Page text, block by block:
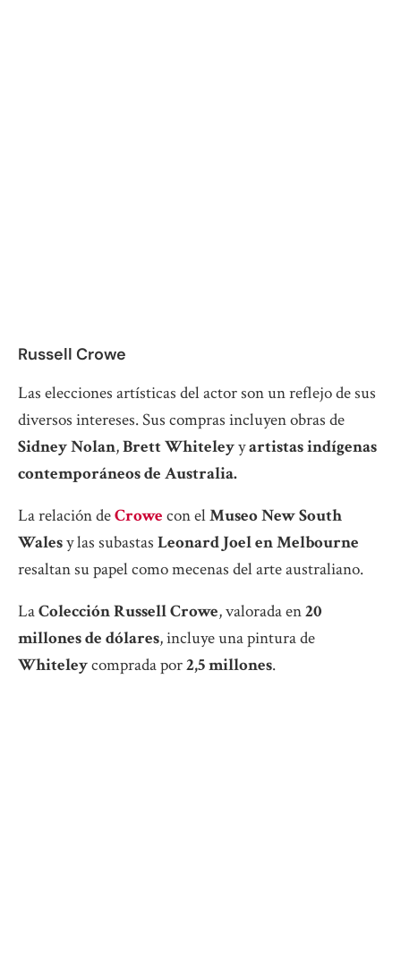
Russell Crowe
Las elecciones artísticas del actor son un reflejo de sus
diversos intereses. Sus compras incluyen obras de
Sidney Nolan,Brett Whiteleyyartistas indígenas
contemporáneos de Australia.
La relación deCrowe con elMuseo New South
Walesy las subastas Leonard Joel en Melbourne
resaltan su papel como mecenas del arte australiano.
LaColección Russell Crowe, valorada en20
millones de dólares, incluye una pintura de
Whiteleycomprada por2,5 millones.